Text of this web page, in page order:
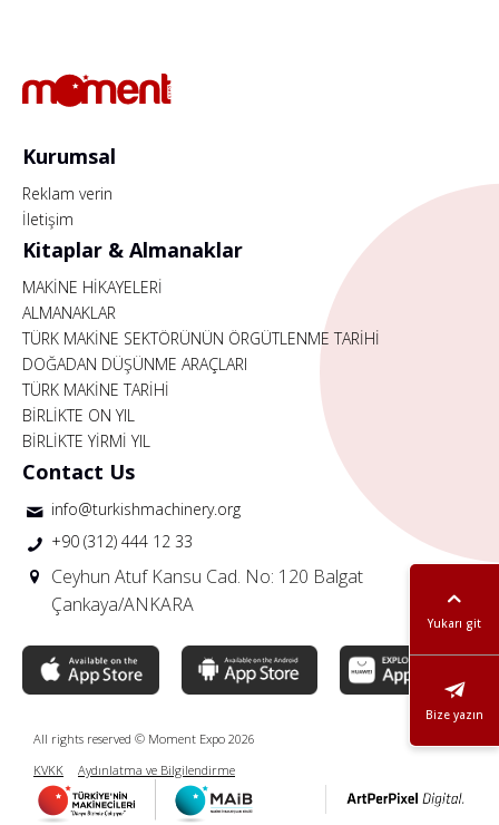
Yukarı git
Bize yazın
Kurumsal
Reklam verin
İletişim
Kitaplar & Almanaklar
MAKİNE HİKAYELERİ
ALMANAKLAR
TÜRK MAKİNE SEKTÖRÜNÜN ÖRGÜTLENME TARİHİ
DOĞADAN DÜŞÜNME ARAÇLARI
TÜRK MAKİNE TARİHİ
BİRLİKTE ON YIL
BİRLİKTE YİRMİ YIL
Contact Us
info@turkishmachinery.org
+90 (312) 444 12 33
Ceyhun Atuf Kansu Cad. No: 120 Balgat
Çankaya/ANKARA
All rights reserved © Moment Expo 2026
KVKK
Aydınlatma ve Bilgilendirme